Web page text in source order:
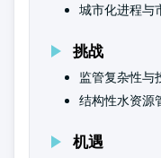
城市化进程与
挑战
监管复杂性与
结构性水资源
机遇